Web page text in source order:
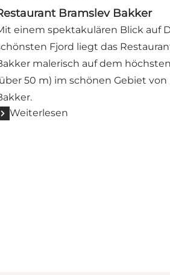
Bramslev Bakker
einem spektakulären Blick auf
Fjord liegt das
malerisch auf dem
50 m) im schönen Gebiet von
Weiterlesen